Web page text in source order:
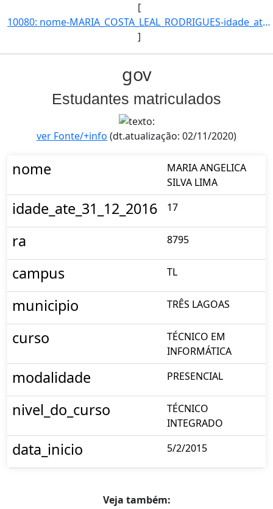
[
10080: nome-MARIA_COSTA_LEAL_RODRIGUES-idade_ate_31_12_2016-18-ra-6619-campus-TL-municipio-TRES_LAGOAS-curs]
]
gov
Estudantes matriculados
ver Fonte/+info (dt.atualização: 02/11/2020)
nome
MARIA ANGELICA
SILVA LIMA
idade_ate_31_12_2016 17
ra 8795
campus TL
municipio TRÊS LAGOAS
curso
TÉCNICO EM
INFORMÁTICA
modalidade PRESENCIAL
nivel_do_curso
TÉCNICO
INTEGRADO
data_inicio 5/2/2015
Veja também: